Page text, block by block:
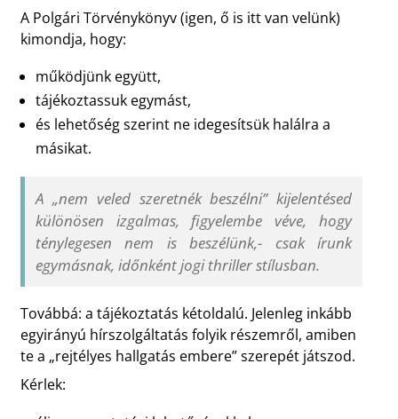
A Polgári Törvénykönyv (igen, ő is itt van velünk)
kimondja, hogy:
működjünk együtt,
tájékoztassuk egymást,
és lehetőség szerint ne idegesítsük halálra a
másikat.
A „nem veled szeretnék beszélni” kijelentésed
különösen izgalmas, figyelembe véve, hogy
ténylegesen nem is beszélünk,- csak írunk
egymásnak, időnként jogi thriller stílusban.
Továbbá: a tájékoztatás kétoldalú. Jelenleg inkább
egyirányú hírszolgáltatás folyik részemről, amiben
te a „rejtélyes hallgatás embere” szerepét játszod.
Kérlek: